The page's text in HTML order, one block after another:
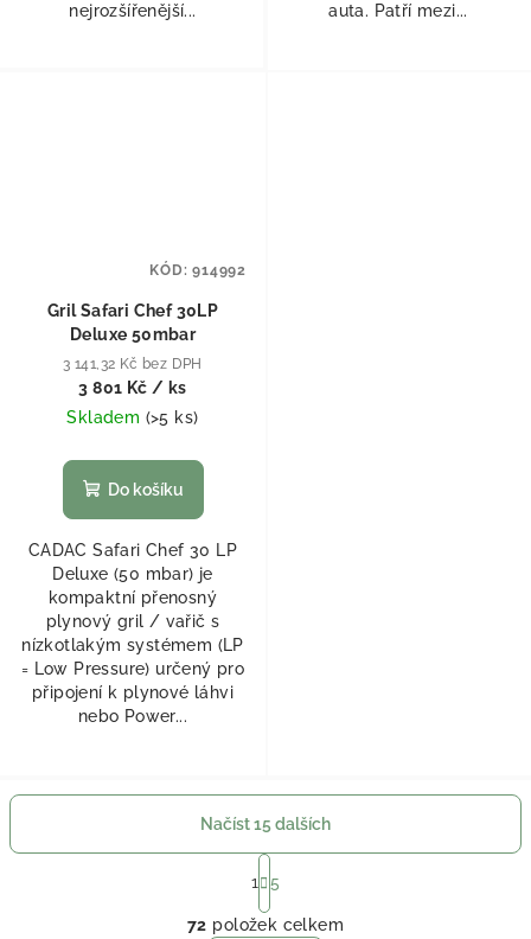
nejrozšířenější...
auta. Patří mezi...
Gril Safari Chef 30LP
Deluxe 50mbar
3 141,32 Kč bez DPH
3 801 Kč / ks
Skladem (>5 ks)
Do košíku
CADAC Safari Chef 30 LP
Deluxe (50 mbar) je
kompaktní přenosný
plynový gril / vařič s
nízkotlakým systémem (LP
= Low Pressure) určený pro
připojení k plynové láhvi
nebo Power...
KÓD:914992
Ovládací prvky výpisu
Načíst 15 dalších
Stránkování
1 5
72 položek celkem